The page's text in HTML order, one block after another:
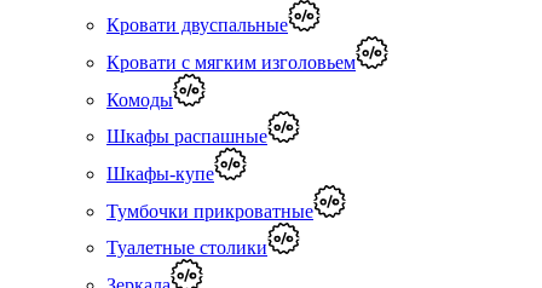
Кровати двуспальные
Кровати с мягким изголовьем
Комоды
Шкафы распашные
Шкафы-купе
Тумбочки прикроватные
Туалетные столики